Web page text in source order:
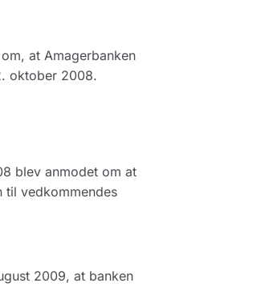
at Amagerbanken
oktober 2008.
blev anmodet om at
til vedkommendes
2009, at banken